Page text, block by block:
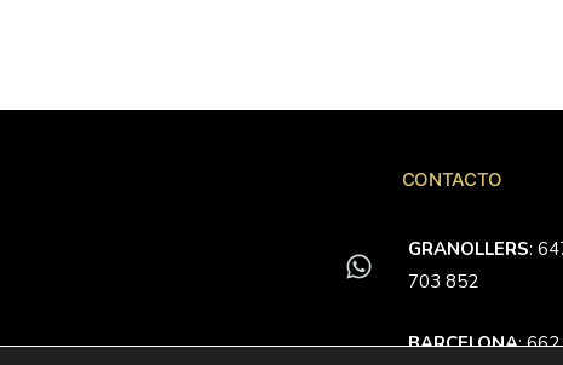
CONTACTO
GRANOLLERS:
703 852
BARCELONA: